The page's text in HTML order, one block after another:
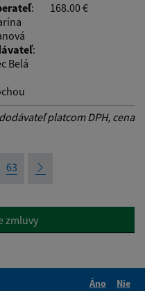
:
:
Belá
168.00 €
platcom DPH, cena
63
zmluvy
Áno
Nie